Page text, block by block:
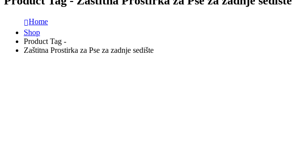
Home
Shop
Product Tag -
Zaštitna Prostirka za Pse za zadnje sedište